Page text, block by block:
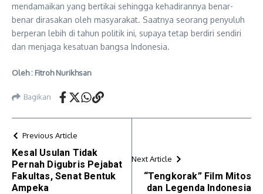
mendamaikan yang bertikai sehingga kehadirannya benar-
benar dirasakan oleh masyarakat. Saatnya seorang penyuluh
berperan lebih di tahun politik ini, supaya tetap berdiri sendiri
dan menjaga kesatuan bangsa Indonesia.
Oleh : Fitroh Nurikhsan
Bagikan
Previous Article
Kesal Usulan Tidak
Pernah Digubris Pejabat
Fakultas, Senat Bentuk
Ampeka
Next Article
“Tengkorak” Film Mitos
dan Legenda Indonesia